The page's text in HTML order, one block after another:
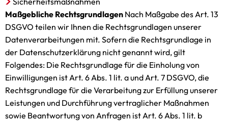
Maßgebliche Rechtsgrundlagen Nach Maßgabe des Art. 13
DSGVO teilen wir Ihnen die Rechtsgrundlagen unserer
Datenverarbeitungen mit. Sofern die Rechtsgrundlage in
der Datenschutzerklärung nicht genannt wird, gilt
Folgendes: Die Rechtsgrundlage für die Einholung von
Einwilligungen ist Art. 6 Abs. 1 lit. a und Art. 7 DSGVO, die
Rechtsgrundlage für die Verarbeitung zur Erfüllung unserer
Leistungen und Durchführung vertraglicher Maßnahmen
sowie Beantwortung von Anfragen ist Art. 6 Abs. 1 lit. b